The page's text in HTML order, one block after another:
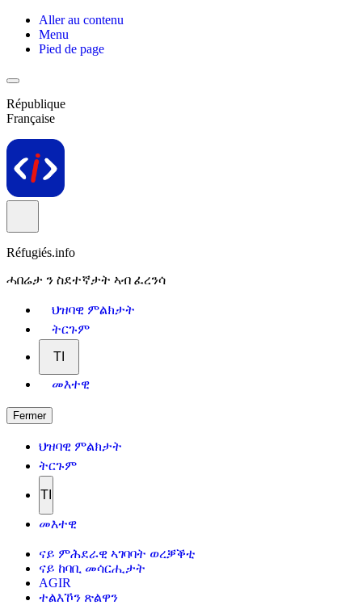
Aller au contenu
Menu
Pied de page
République
Française
Réfugiés.info
ሓበሬታ ን ስደተኛታት ኣብ ፈረንሳ
ህዝባዊ ምልክታት
ትርጉም
TI
መእተዊ
Fermer
ህዝባዊ ምልክታት
ትርጉም
TI
መእተዊ
ናይ ምሕደራዊ ኣገባባት ወረቓቕቲ
ናይ ከባቢ መሳርሒታት
AGIR
ተልእኾን ጽልዋን